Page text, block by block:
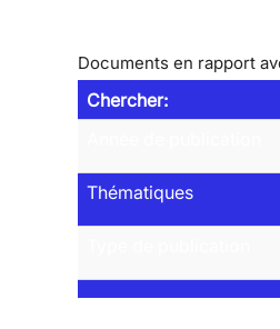
Documents en rapport
Chercher:
Thématiques